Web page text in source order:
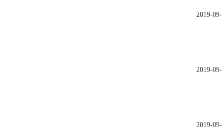
2019-
2019-
2019-